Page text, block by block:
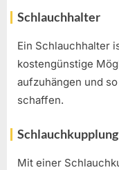
Schlauchhalter
Ein Schlauchhalter
kostengünstige
aufzuhängen und
schaffen.
Schlauchkupplung
Mit einer